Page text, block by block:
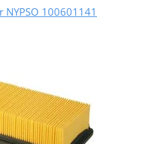
100601141